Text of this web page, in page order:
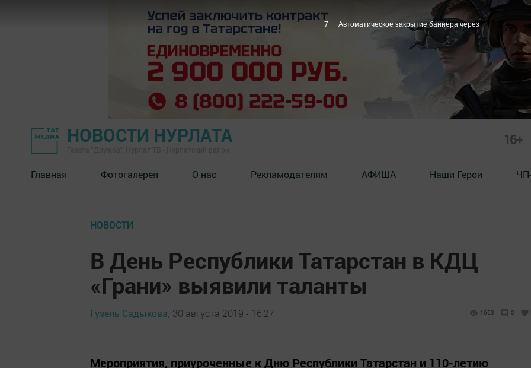
НОВОСТИ НУРЛАТА 16+
Главная Фотогалерея О нас Рекламодателям АФИША Наши Герои
НОВОСТИ
В День Республики Татарстан в КДЦ
«Грани» выявили таланты
Гузель Садыкова, 30 августа 2019 - 16:27 1663 0
Мероприятия, приуроченные к Дню Республики Татарстан и 110-летию
6 Автоматическое закрытие баннера через